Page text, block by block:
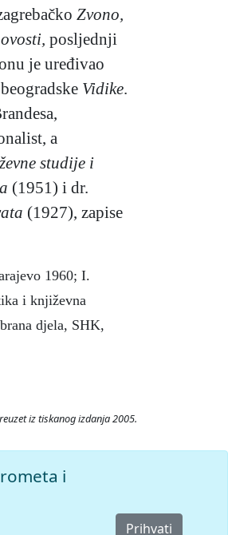
Zvono,
posljednji
je uređivao
Vidike.
a
studije i
(1951) i dr.
(1927), zapise
1960; I.
i književna
djela, SHK,
iz tiskanog izdanja 2005.
i
Prihvati